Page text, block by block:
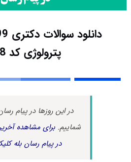
پترولوژی کد 2208
در این روزها در پیام
شماییم.برای مشاهده
در پیام رسان بله